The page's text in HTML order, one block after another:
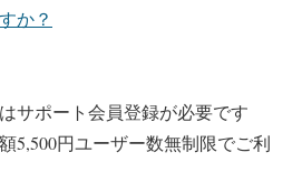
か？
サポート会員登録が必要です
5,500円ユーザー数無制限でご利